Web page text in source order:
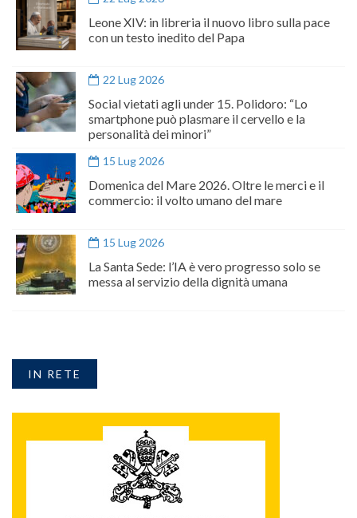
Leone XIV: in libreria il nuovo libro sulla pace
con un testo inedito del Papa
22 Lug 2026
Social vietati agli under 15. Polidoro: “Lo
smartphone può plasmare il cervello e la
personalità dei minori”
15 Lug 2026
Domenica del Mare 2026. Oltre le merci e il
commercio: il volto umano del mare
15 Lug 2026
La Santa Sede: l’IA è vero progresso solo se
messa al servizio della dignità umana
IN RETE